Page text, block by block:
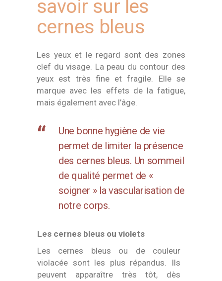
savoir sur les
cernes bleus
Les yeux et le regard sont des zones
clef du visage. La peau du contour des
yeux est très fine et fragile. Elle se
marque avec les effets de la fatigue,
mais également avec l’âge.
Une bonne hygiène de vie
permet de limiter la présence
des cernes bleus. Un sommeil
de qualité permet de «
soigner » la vascularisation de
notre corps.
Les cernes bleus ou violets
Les cernes bleus ou de couleur
violacée sont les plus répandus. Ils
peuvent apparaître très tôt, dès